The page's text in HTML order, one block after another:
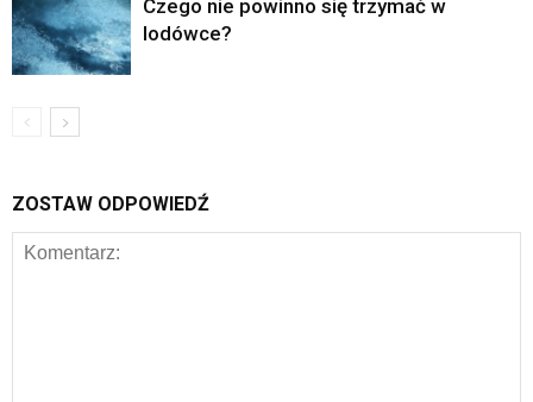
Czego nie powinno się trzymać w
lodówce?
ZOSTAW ODPOWIEDŹ